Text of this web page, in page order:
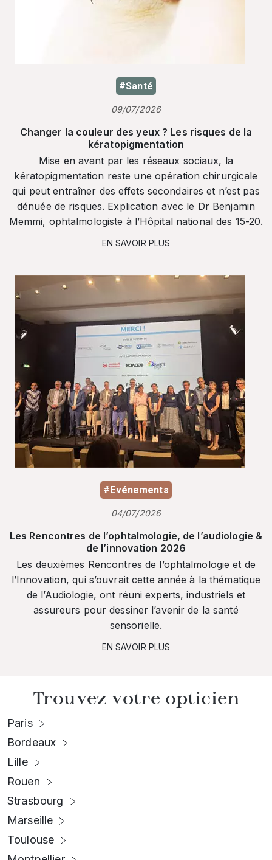
#Santé
09/07/2026
Changer la couleur des yeux ? Les risques de la
kératopigmentation
Mise en avant par les réseaux sociaux, la
kératopigmentation reste une opération chirurgicale
qui peut entraîner des effets secondaires et n’est pas
dénuée de risques. Explication avec le Dr Benjamin
Memmi, ophtalmologiste à l’Hôpital national des 15-20.
EN SAVOIR PLUS
#Evénements
04/07/2026
Les Rencontres de l’ophtalmologie, de l’audiologie &
de l’innovation 2026
Les deuxièmes Rencontres de l’ophtalmologie et de
l’Innovation, qui s’ouvrait cette année à la thématique
de l’Audiologie, ont réuni experts, industriels et
assureurs pour dessiner l’avenir de la santé
sensorielle.
EN SAVOIR PLUS
Trouvez votre opticien
Paris
Bordeaux
Lille
Rouen
Strasbourg
Marseille
Toulouse